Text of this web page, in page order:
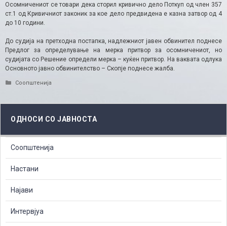
Осомничениот се товари дека сторил кривично дело Поткуп од член 357
ст.1 од Кривичниот законик за кое дело предвидена е казна затвор од 4
до 10 години.
До судија на претходна постапка, надлежниот јавен обвинител поднесе
Предлог за определување на мерка притвор за осомничениот, но
судијата со Решение определи мерка – куќен притвор. На ваквата одлука
Основното јавно обвинителство – Скопје поднесе жалба.
Categories
Соопштенија
ОДНОСИ СО ЈАВНОСТА
Соопштенија
Настани
Најави
Интервјуа